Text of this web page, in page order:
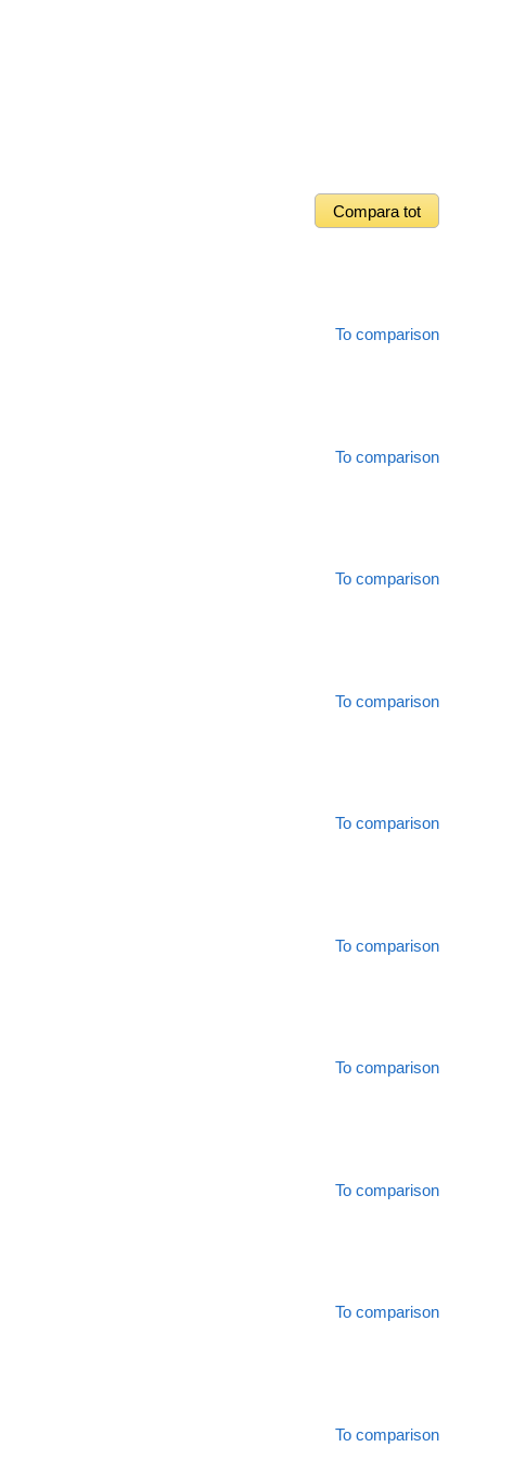
To comparison
To comparison
To comparison
To comparison
To comparison
To comparison
To comparison
To comparison
To comparison
To comparison